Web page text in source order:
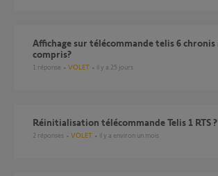
Affichage sur télécommande telis 6 chronis rts non
compris?
1 réponse VOLET il y a 25 jours
réinitialisation télécommande Telis 1 RTS ?
2 réponses VOLET il y a environ un mois